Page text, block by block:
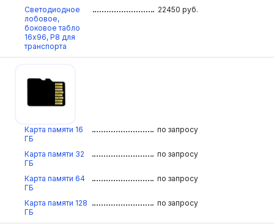
Светодиодное
лобовое,
боковое табло
16х96, Р8 для
транспорта
22450 руб.
Карта памяти 16
ГБ
по запросу
Карта памяти 32
ГБ
по запросу
Карта памяти 64
ГБ
по запросу
Карта памяти 128
ГБ
по запросу